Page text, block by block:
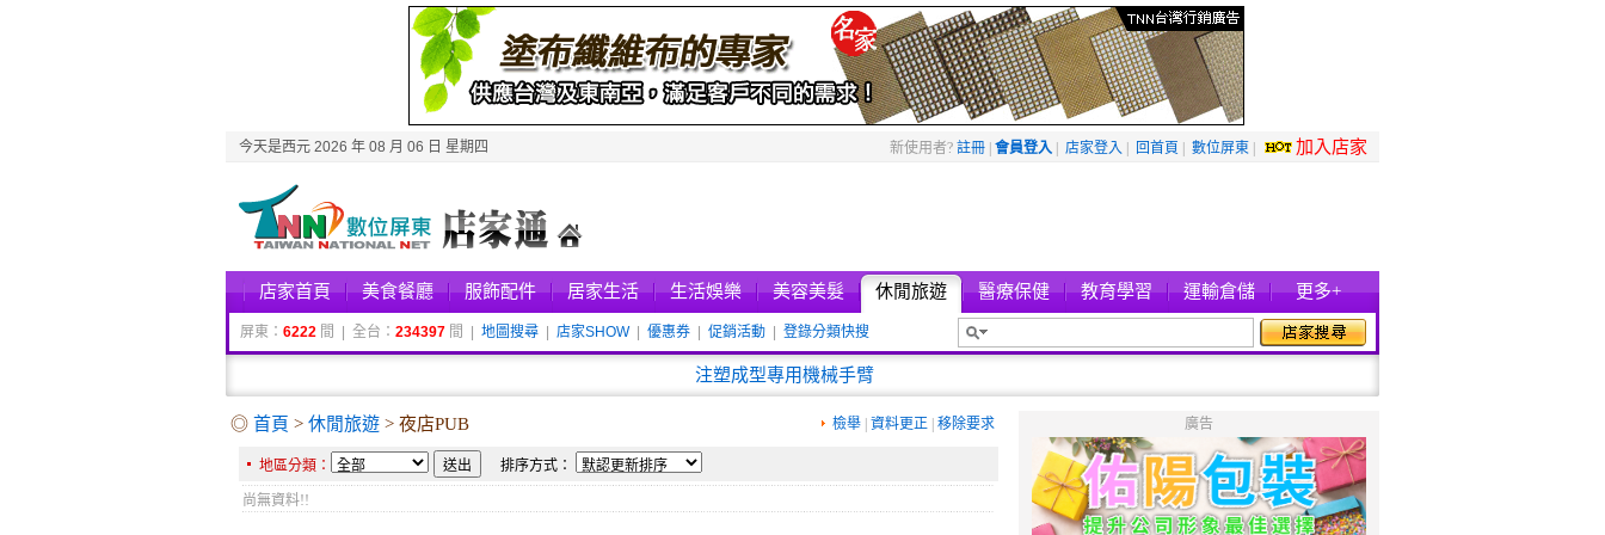
今天是西元 2026 年 08 月 06 日 星期四 新使用者? 註冊| 會員登入| 店家登入 回首頁 數位屏東| 加入店家
店家首頁 美食餐廳 服飾配件 居家生活 生活娛樂 美容美髮 休閒旅遊 醫療保健 教育學習 運輸倉儲 更多+
屏東： 6222 間 | 全台： 234397 間 | 地圖搜尋 店家SHOW| 優惠券 促銷活動 登錄分類快搜
注塑成型專用機械手臂
◎ 首頁 > 休閒旅遊 > 夜店PUB 檢舉 資料更正 移除要求
地區分類： 排序方式：
尚無資料!!
廣告